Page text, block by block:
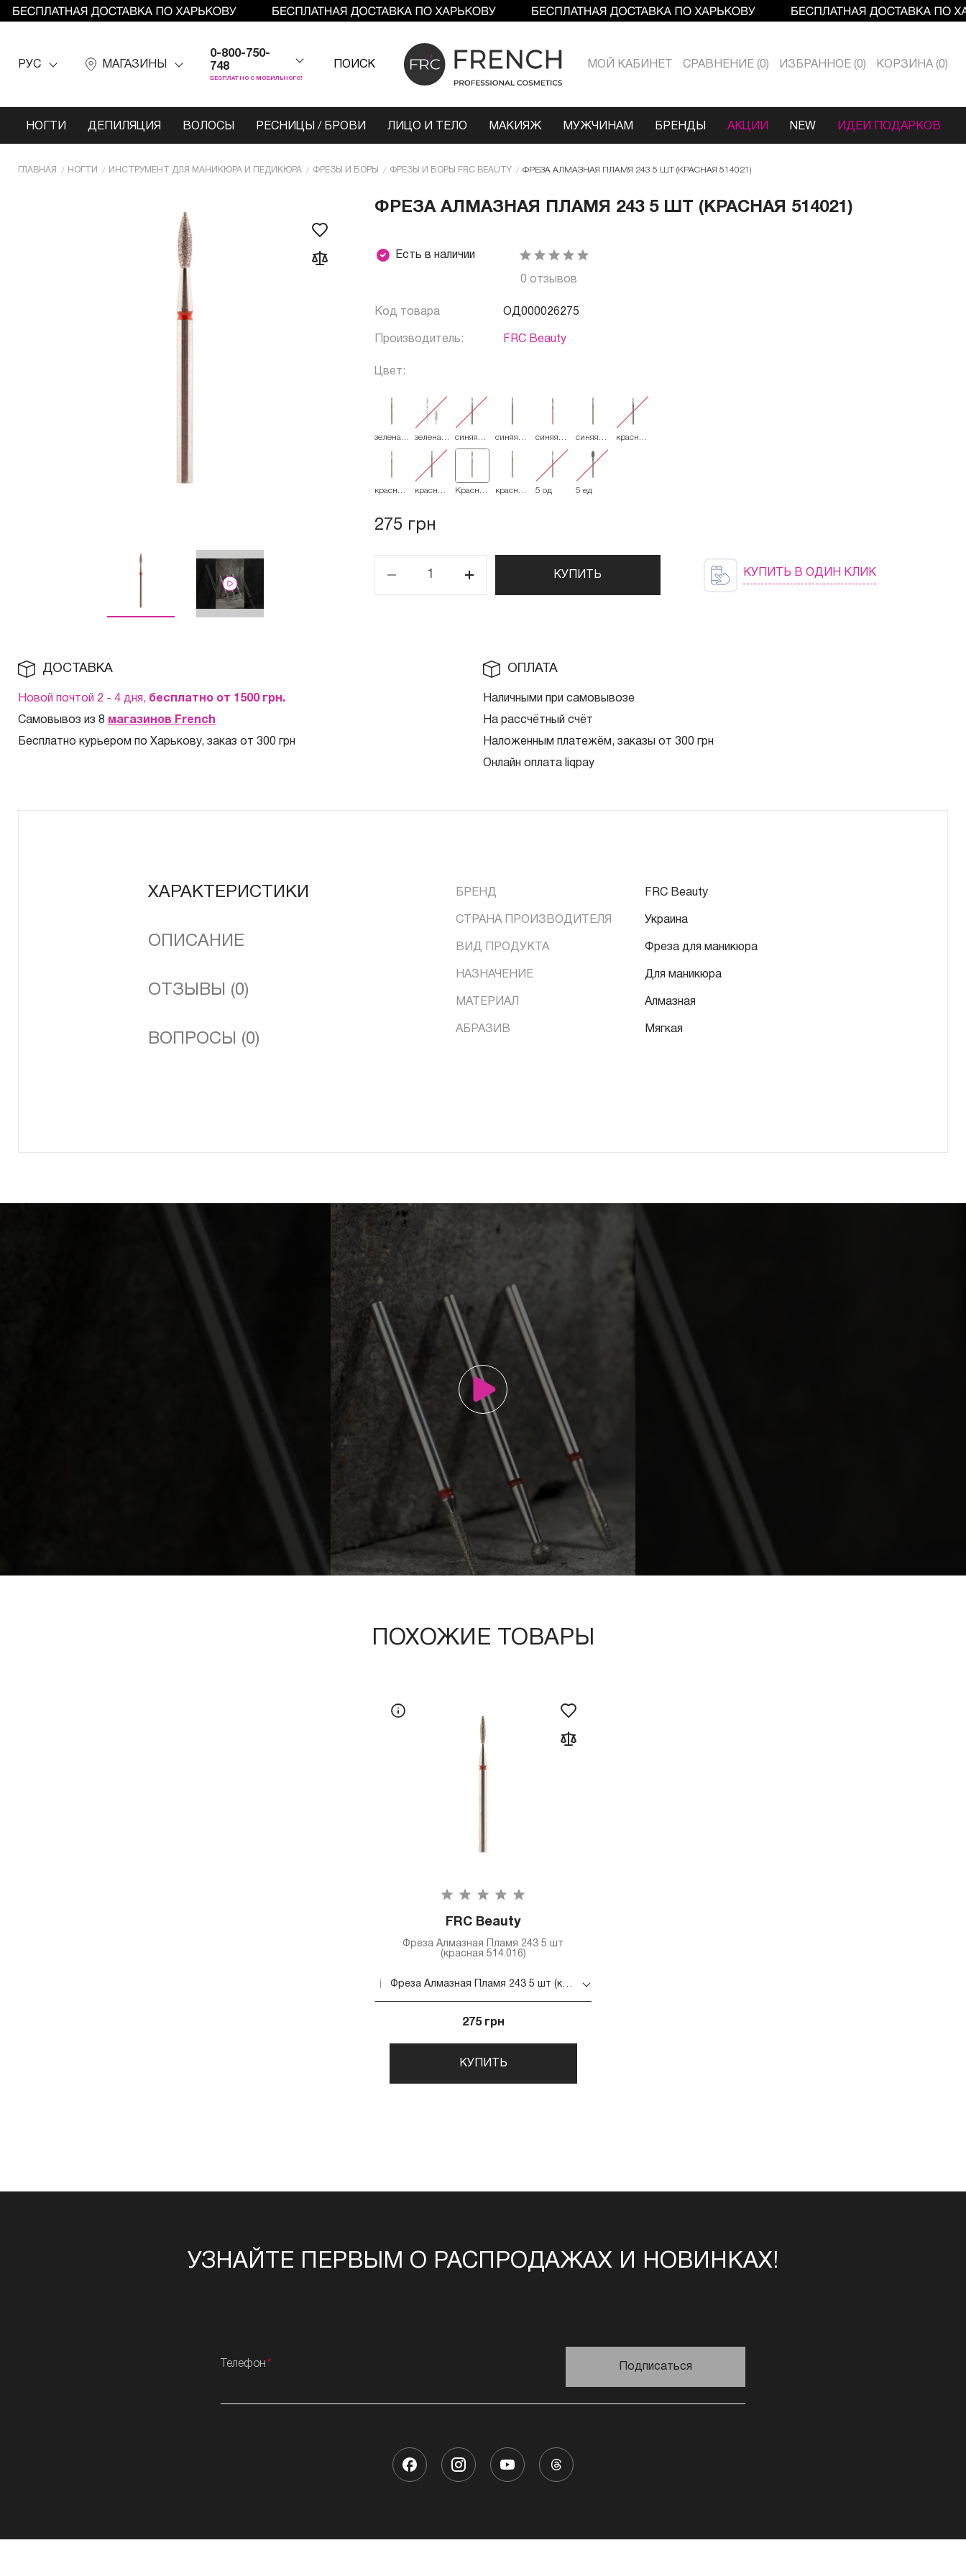
РУС МАГАЗИНЫ
0-800-750-
748
БЕСПЛАТНО С МОБИЛЬНОГО!
ПОИСК МОЙ КАБИНЕТ СРАВНЕНИЕ 0 ИЗБРАННОЕ 0 КОРЗИНА 0
НОГТИ ДЕПИЛЯЦИЯ ВОЛОСЫ РЕСНИЦЫ / БРОВИ ЛИЦО И ТЕЛО МАКИЯЖ МУЖЧИНАМ БРЕНДЫ АКЦИИ NEW ИДЕИ ПОДАРКОВ
ГЛАВНАЯ НОГТИ ИНCТРУМЕНТ ДЛЯ МАНИКЮРА И ПЕДИКЮРА ФРЕЗЫ И БОРЫ ФРЕЗЫ И БОРЫ FRC BEAUTY ФРЕЗА АЛМАЗНАЯ ПЛАМЯ 243 5 ШТ (КРАСНАЯ 514021)
ФРЕЗА АЛМАЗНАЯ ПЛАМЯ 243 5 ШТ (КРАСНАЯ 514021)
Есть в наличии
0 отзывов
Код товара ОД000026275
Производитель: FRC Beauty
Цвет:
зеленая
зеленая
синяя
524.016
синяя
синяя
синяя
красная
красная
красная
Красная
красная
5 од 5 ед
275 грн
КУПИТЬ КУПИТЬ В ОДИН КЛИК
ДОСТАВКА
Новой почтой 2 - 4 дня, бесплатно от 1500 грн.
Самовывоз из 8 магазинов French
Бесплатно курьером по Харькову, заказ от 300 грн
ОПЛАТА
Наличными при самовывозе
На рассчётный счёт
Наложенным платежём, заказы от 300 грн
Онлайн оплата liqpay
ХАРАКТЕРИСТИКИ
ОПИСАНИЕ
ОТЗЫВЫ (0)
ВОПРОСЫ (0)
БРЕНД FRC Beauty
СТРАНА ПРОИЗВОДИТЕЛЯ Украина
ВИД ПРОДУКТА Фреза для маникюра
НАЗНАЧЕНИЕ Для маникюра
МАТЕРИАЛ Алмазная
АБРАЗИВ Мягкая
ПОХОЖИЕ ТОВАРЫ
FRC Beauty
Фреза Алмазная Пламя 243 5 шт
(красная 514.016)
Фреза Алмазная Пламя 243 5 шт (красная 514.016)
275 грн
КУПИТЬ
УЗНАЙТЕ ПЕРВЫМ О РАСПРОДАЖАХ И НОВИНКАХ!
Телефон Подписаться